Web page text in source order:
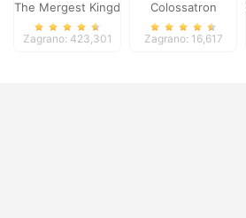
The Mergest Kingdom
Zagrano: 423,301
Colossatron
Zagrano: 16,617